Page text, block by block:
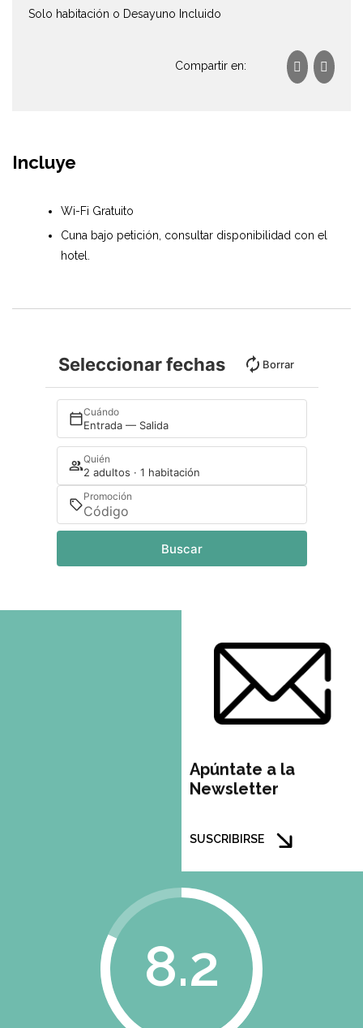
Solo habitación o Desayuno Incluido
Compartir en:
Incluye
Wi-Fi Gratuito
Cuna bajo petición, consultar disponibilidad con el
hotel.
Seleccionar fechas Borrar
Cuándo
Entrada — Salida
Quién
2 adultos · 1 habitación
Promoción
Buscar
Apúntate a la
Newsletter
SUSCRIBIRSE
8.2